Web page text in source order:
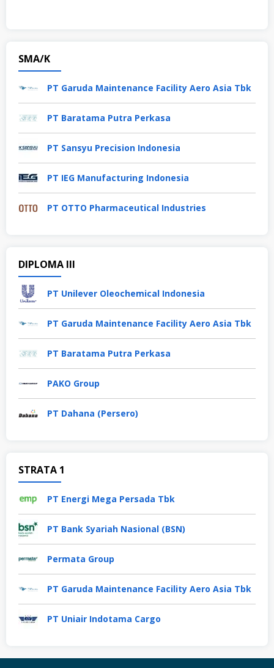
SMA/K
PT Garuda Maintenance Facility Aero Asia Tbk
PT Baratama Putra Perkasa
PT Sansyu Precision Indonesia
PT IEG Manufacturing Indonesia
PT OTTO Pharmaceutical Industries
DIPLOMA III
PT Unilever Oleochemical Indonesia
PT Garuda Maintenance Facility Aero Asia Tbk
PT Baratama Putra Perkasa
PAKO Group
PT Dahana (Persero)
STRATA 1
PT Energi Mega Persada Tbk
PT Bank Syariah Nasional (BSN)
Permata Group
PT Garuda Maintenance Facility Aero Asia Tbk
PT Uniair Indotama Cargo